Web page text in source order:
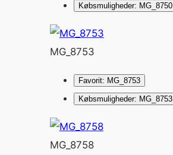
Købsmuligheder: MG_8750
MG_8753
Favorit: MG_8753
Købsmuligheder: MG_8753
MG_8758